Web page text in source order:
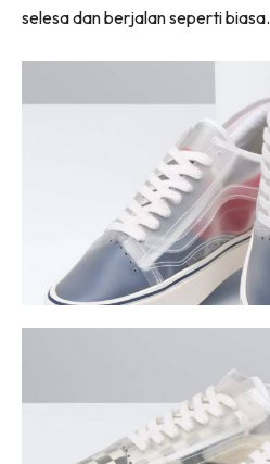
selesa dan berjalan seperti biasa.